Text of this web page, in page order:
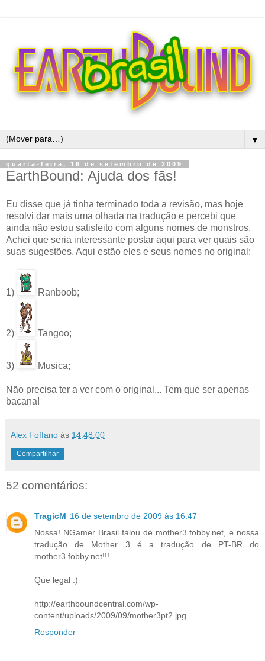
▼
quarta-feira, 16 de setembro de 2009
EarthBound: Ajuda dos fãs!
Eu disse que já tinha terminado toda a revisão, mas hoje
resolvi dar mais uma olhada na tradução e percebi que
ainda não estou satisfeito com alguns nomes de monstros.
Achei que seria interessante postar aqui para ver quais são
suas sugestões. Aqui estão eles e seus nomes no original:
1) Ranboob;
2) Tangoo;
3) Musica;
Não precisa ter a ver com o original... Tem que ser apenas
bacana!
Alex Foffano às 14:48:00
Compartilhar
52 comentários:
TragicM 16 de setembro de 2009 às 16:47
Nossa! NGamer Brasil falou de mother3.fobby.net, e nossa
tradução de Mother 3 é a tradução de PT-BR do
mother3.fobby.net!!!
Que legal :)
http://earthboundcentral.com/wp-
content/uploads/2009/09/mother3pt2.jpg
Responder